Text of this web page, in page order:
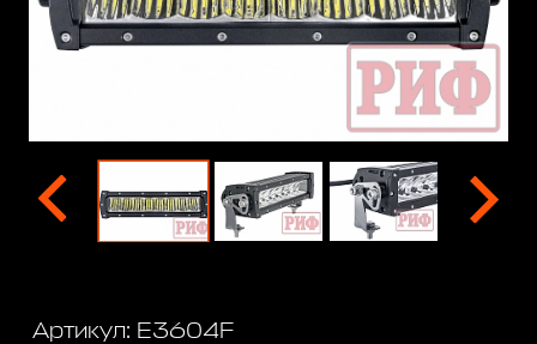
Артикул: E3604F